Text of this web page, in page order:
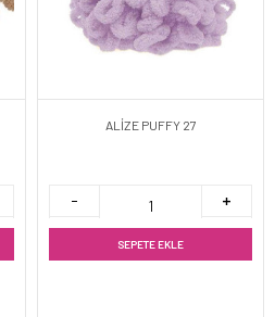
ALİZE PUFFY 27
SEPETE EKLE